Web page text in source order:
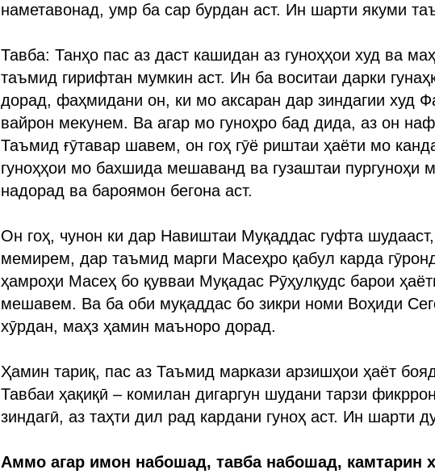
наметавонад, умр ба сар бурдан аст. Ин шарти якуми
Тавба: Танҳо пас аз даст кашидан аз гуноҳҳои худ ва
таъмид гирифтан мумкин аст. Ин ба воситаи дарки
дорад, фаҳмидани он, ки мо аксаран дар зиндагии худ
вайрон мекунем. Ва агар мо гуноҳро бад дида, аз он
Таъмид ғӯтавар шавем, он гоҳ гӯё риштаи ҳаёти мо
гуноҳҳои мо бахшида мешаванд ва гузаштаи пургуноҳи
надорад ва бароямон бегона аст.
Он гоҳ, чунон ки дар Навиштаи Муқаддас гуфта
мемирем, дар таъмид марги Масеҳро қабул карда
ҳамроҳи Масеҳ бо қувваи Муқадас Рӯҳулқудс барои
мешавем. Ва ба оби муқаддас бо зикри номи Воҳиди
хӯрдан, маҳз ҳамин маъноро дорад.
Ҳамин тариқ, пас аз Таъмид маркази арзишҳои ҳаёт
Тавбаи ҳақиқӣ – комилан дигаргун шудани тарзи
зиндагӣ, аз таҳти дил рад кардани гуноҳ аст. Ин шарти
Аммо агар имон набошад, тавба набошад, камтарин